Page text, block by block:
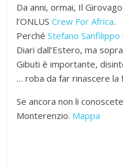
Da anni, ormai, Il
l’ONLUSCrew For Africa.
PerchéStefano Sanfilippo
Diari dall’Estero, ma
Gibuti è importante,
… roba da far rinascere la
Se ancora non li
Monterenzio. Mappa